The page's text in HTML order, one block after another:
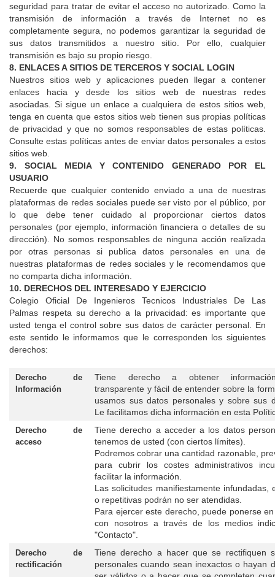
seguridad para tratar de evitar el acceso no autorizado. Como la
transmisión de información a través de Internet no es
completamente segura, no podemos garantizar la seguridad de
sus datos transmitidos a nuestro sitio. Por ello, cualquier
transmisión es bajo su propio riesgo.
8. ENLACES A SITIOS DE TERCEROS Y SOCIAL LOGIN
Nuestros sitios web y aplicaciones pueden llegar a contener
enlaces hacia y desde los sitios web de nuestras redes
asociadas. Si sigue un enlace a cualquiera de estos sitios web,
tenga en cuenta que estos sitios web tienen sus propias políticas
de privacidad y que no somos responsables de estas políticas.
Consulte estas políticas antes de enviar datos personales a estos
sitios web.
9. SOCIAL MEDIA Y CONTENIDO GENERADO POR EL
USUARIO
Recuerde que cualquier contenido enviado a una de nuestras
plataformas de redes sociales puede ser visto por el público, por
lo que debe tener cuidado al proporcionar ciertos datos
personales (por ejemplo, información financiera o detalles de su
dirección). No somos responsables de ninguna acción realizada
por otras personas si publica datos personales en una de
nuestras plataformas de redes sociales y le recomendamos que
no comparta dicha información.
10. DERECHOS DEL INTERESADO Y EJERCICIO
Colegio Oficial De Ingenieros Tecnicos Industriales De Las
Palmas respeta su derecho a la privacidad: es importante que
usted tenga el control sobre sus datos de carácter personal. En
este sentido le informamos que le corresponden los siguientes
derechos:
Derecho de
Información
Tiene derecho a obtener
transparente y fácil de entender sobre la
usamos sus datos personales y sobre sus
Le facilitamos dicha información en esta
Derecho de
acceso
Tiene derecho a acceder a los datos
tenemos de usted (con ciertos límites).
Podremos cobrar una cantidad razonable,
para cubrir los costes administrativos
facilitar la información.
Las solicitudes manifiestamente infundadas,
o repetitivas podrán no ser atendidas.
Para ejercer este derecho, puede ponerse
con nosotros a través de los medios
"Contacto".
Derecho de
rectificación
Tiene derecho a hacer que se rectifiquen
personales cuando sean inexactos o hayan